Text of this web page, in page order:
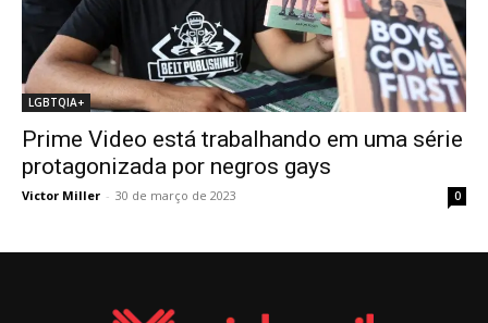
LGBTQIA+
Prime Video está trabalhando em uma série
protagonizada por negros gays
Victor Miller - 30 de março de 2023 0